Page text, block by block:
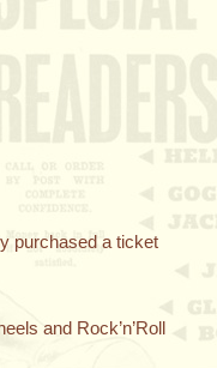
purchased a ticket
and Rock’n’Roll